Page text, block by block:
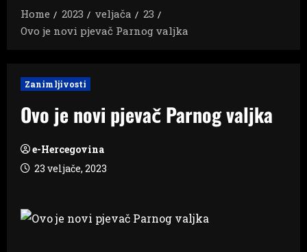
Home
2023 veljača
23
Ovo je novi pjevač Parnog valjka
Zanimljivosti
Ovo je novi pjevač Parnog valjka
e-Hercegovina
23 veljače, 2023